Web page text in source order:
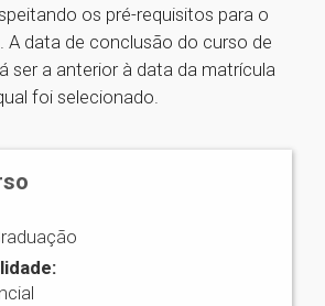
os pré-requisitos para o
A data de conclusão do curso de
ser a anterior à data da matrícula
foi selecionado.